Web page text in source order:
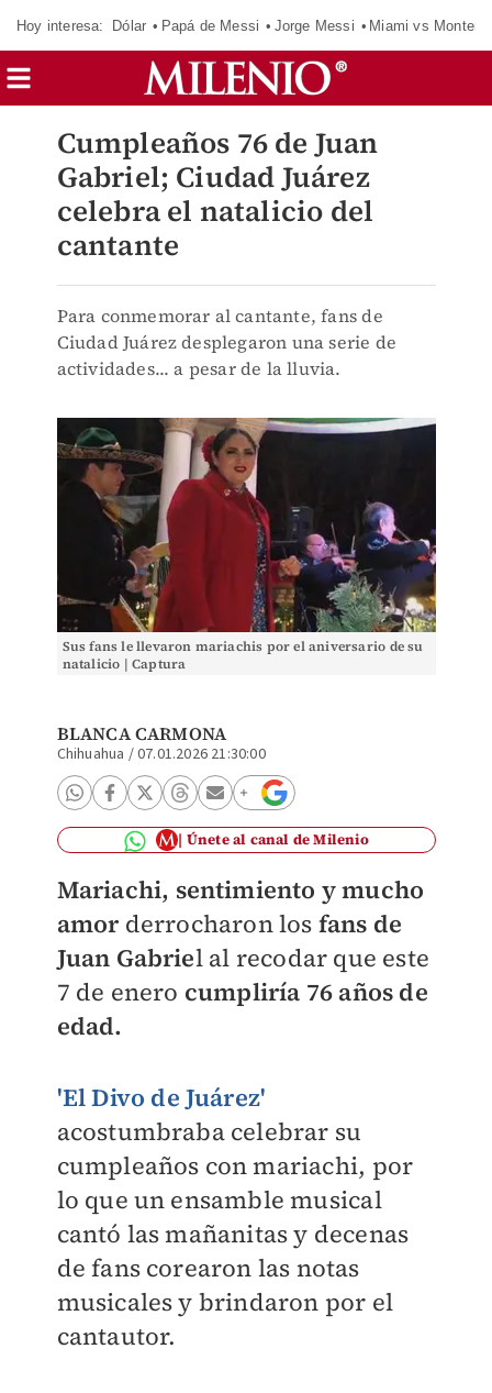
Hoy interesa: Dólar Papá de Messi Jorge Messi Miami vs
Cumpleaños 76 de Juan
Gabriel; Ciudad Juárez
celebra el natalicio del
cantante
Para conmemorar al cantante, fans de
Ciudad Juárez desplegaron una serie de
actividades... a pesar de la lluvia.
Sus fans le llevaron mariachis por el aniversario de su
natalicio | Captura
BLANCA CARMONA
Chihuahua /07.01.2026 21:30:00
Únete al canal de Milenio
Mariachi, sentimiento y mucho
amorderrocharon los fans de
Juan Gabriel al recodar que este
7 de enero cumpliría 76 años de
edad.
'El Divo de Juárez'
acostumbraba celebrar su
cumpleaños con mariachi, por
lo que un ensamble musical
cantó las mañanitas y decenas
de fans corearon las notas
musicales y brindaron por el
cantautor.